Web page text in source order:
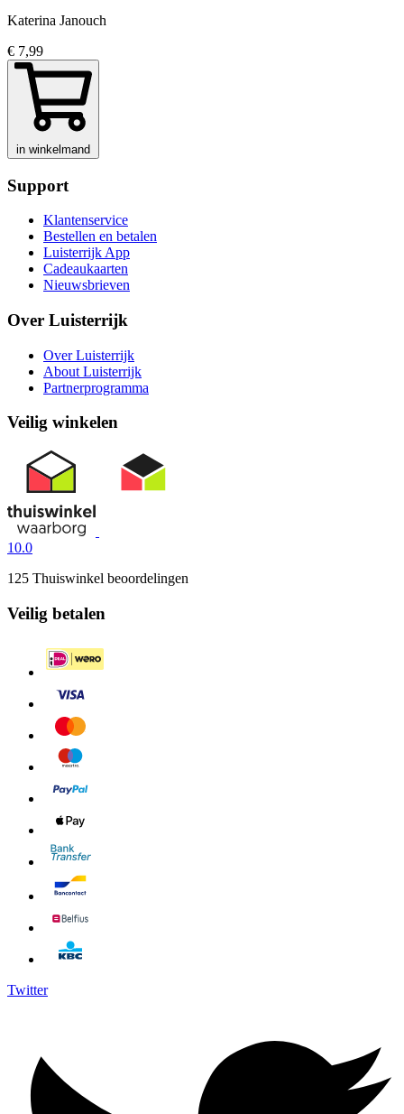
Katerina Janouch
€ 7,99
in winkelmand
Support
Klantenservice
Bestellen en betalen
Luisterrijk App
Cadeaukaarten
Nieuwsbrieven
Over Luisterrijk
Over Luisterrijk
About Luisterrijk
Partnerprogramma
Veilig winkelen
10.0
125 Thuiswinkel beoordelingen
Veilig betalen
Twitter